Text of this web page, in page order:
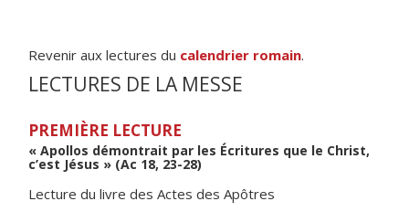
Revenir aux lectures du calendrier romain.
LECTURES DE LA MESSE
PREMIÈRE LECTURE
« Apollos démontrait par les Écritures que le Christ,
c’est Jésus » (Ac 18, 23-28)
Lecture du livre des Actes des Apôtres